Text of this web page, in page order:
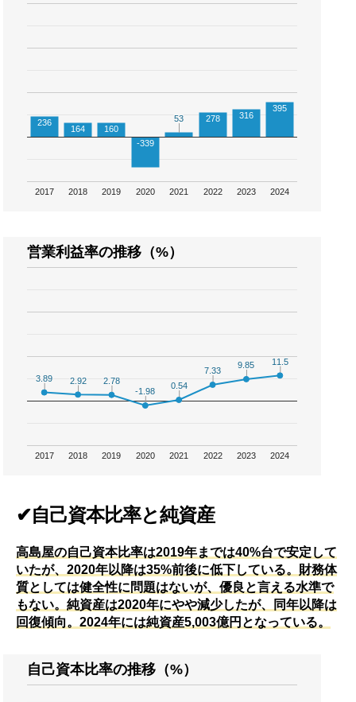
2017 2018 2019 2020 2021 2022 2023 2024
236
164
160
-339
53
53 278 316
395
営業利益率の推移（%）
2017 2018 2019 2020 2021 2022 2023 2024
3.89
3.89 2.92
2.92 2.78
2.78
-1.98
-1.98
0.54
0.54
7.33
7.33
9.85
9.85 11.5
11.5
✔自己資本比率と純資産
高島屋の自己資本比率は2019年までは40%台で安定して
いたが、2020年以降は35%前後に低下している。財務体
質としては健全性に問題はないが、優良と言える水準で
もない。純資産は2020年にやや減少したが、同年以降は
回復傾向。2024年には純資産5,003億円となっている。
自己資本比率の推移（%）